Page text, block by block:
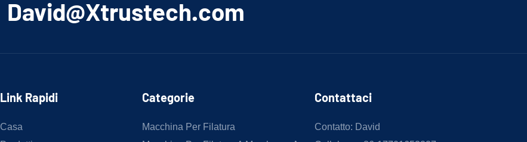
﻿David@Xtrustech.com
Link Rapidi
Casa
Categorie
Macchina Per Filatura
Contattaci
Contatto: David